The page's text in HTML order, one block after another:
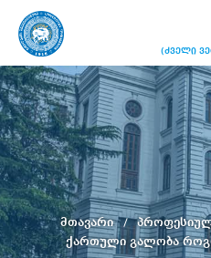
(ძველი
მთავარი
ქართული გალობა